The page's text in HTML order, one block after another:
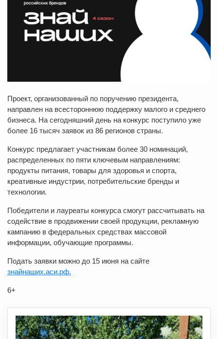
Проект, организованный по поручению президента,
направлен на всестороннюю поддержку малого и среднего
бизнеса. На сегодняшний день на конкурс поступило уже
более 16 тысяч заявок из 86 регионов страны.
Конкурс предлагает участникам более 30 номинаций,
распределенных по пяти ключевым направлениям:
продукты питания, товары для здоровья и спорта,
креативные индустрии, потребительские бренды и
технологии.
Победители и лауреаты конкурса смогут рассчитывать на
содействие в продвижении своей продукции, рекламную
кампанию в федеральных средствах массовой
информации, обучающие программы.
Подать заявки можно до 15 июня на сайте
знайнаших.аси.рф.
6+